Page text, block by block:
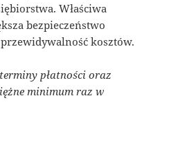
Właściwa
bezpieczeństwo
kosztów.
płatności oraz
minimum raz w